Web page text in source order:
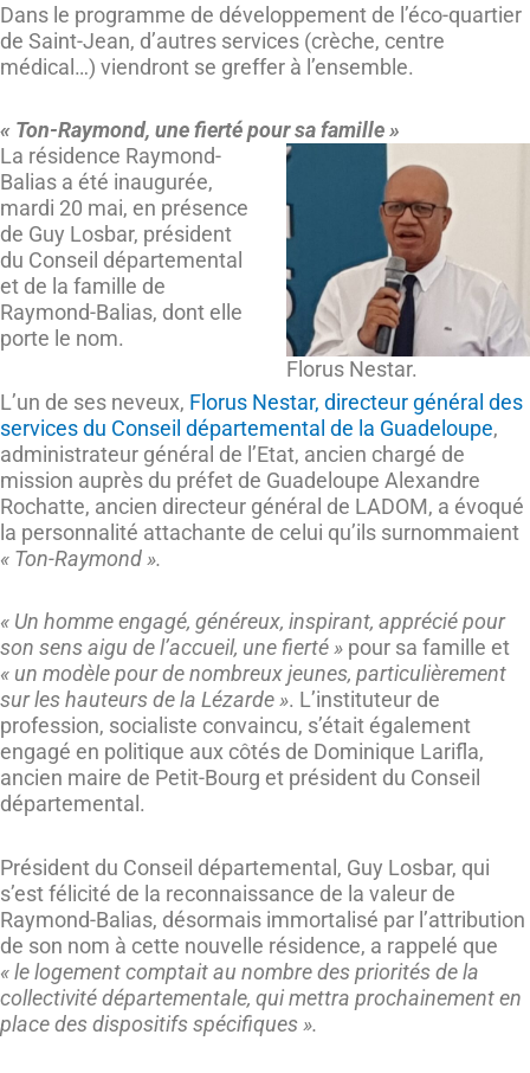
Dans le programme de développement de l’éco-quartier
de Saint-Jean, d’autres services (crèche, centre
médical…) viendront se greffer à l’ensemble.
« Ton-Raymond, une fierté pour sa famille »
Florus Nestar.
La résidence Raymond-
Balias a été inaugurée,
mardi 20 mai, en présence
de Guy Losbar, président
du Conseil départemental
et de la famille de
Raymond-Balias, dont elle
porte le nom.
L’un de ses neveux, Florus Nestar, directeur général des
services du Conseil départemental de la Guadeloupe,
administrateur général de l’Etat, ancien chargé de
mission auprès du préfet de Guadeloupe Alexandre
Rochatte, ancien directeur général de LADOM, a évoqué
la personnalité attachante de celui qu’ils surnommaient
« Ton-Raymond ».
« Un homme engagé, généreux, inspirant, apprécié pour
son sens aigu de l’accueil, une fierté » pour sa famille et
« un modèle pour de nombreux jeunes, particulièrement
sur les hauteurs de la Lézarde ». L’instituteur de
profession, socialiste convaincu, s’était également
engagé en politique aux côtés de Dominique Larifla,
ancien maire de Petit-Bourg et président du Conseil
départemental.
Président du Conseil départemental, Guy Losbar, qui
s’est félicité de la reconnaissance de la valeur de
Raymond-Balias, désormais immortalisé par l’attribution
de son nom à cette nouvelle résidence, a rappelé que
« le logement comptait au nombre des priorités de la
collectivité départementale, qui mettra prochainement en
place des dispositifs spécifiques ».